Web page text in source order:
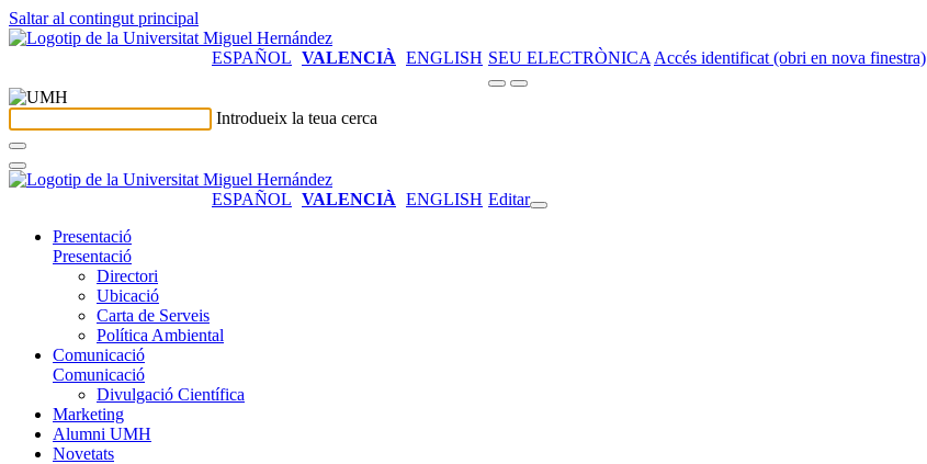
Saltar al contingut principal
ESPAÑOL VALENCIÀ ENGLISH SEU ELECTRÒNICA Accés identificat (obri en nova finestra)
Introdueix la teua cerca
ESPAÑOL VALENCIÀ ENGLISH Editar
Presentació
Presentació
Directori
Ubicació
Carta de Serveis
Política Ambiental
Comunicació
Comunicació
Divulgació Científica
Marketing
Alumni UMH
Novetats